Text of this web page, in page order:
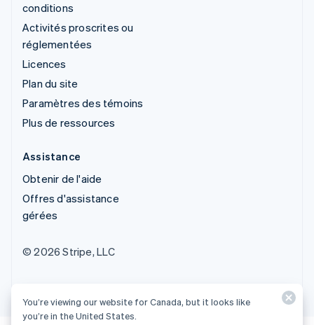
conditions
Activités proscrites ou
réglementées
Licences
Plan du site
Paramètres des témoins
Plus de ressources
Assistance
Obtenir de l'aide
Offres d'assistance
gérées
© 2026 Stripe, LLC
You’re viewing our website for Canada, but it looks like
you’re in the United States.